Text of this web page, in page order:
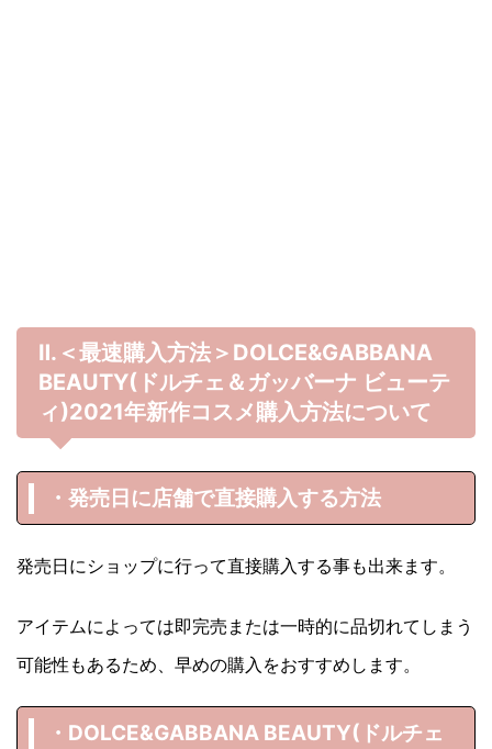
Ⅱ.＜最速購入方法＞DOLCE&GABBANA
BEAUTY(ドルチェ＆ガッバーナ ビューテ
ィ)2021年新作コスメ購入方法について
・発売日に店舗で直接購入する方法
発売日にショップに行って直接購入する事も出来ます。
アイテムによっては即完売または一時的に品切れてしまう
可能性もあるため、早めの購入をおすすめします。
・DOLCE&GABBANA BEAUTY(ドルチェ